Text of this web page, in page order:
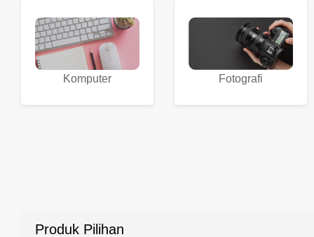
Komputer Fotografi
Produk Pilihan